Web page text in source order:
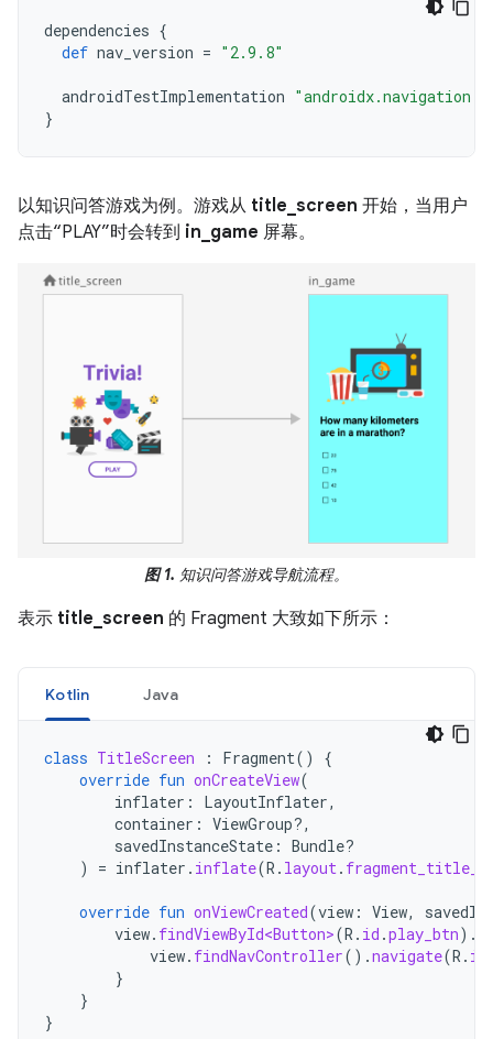
dependencies {
def nav_version = "2.9.8"
androidTestImplementation
}
以知识问答游戏为例。游戏从 title_screen 开始，当用户
点击“PLAY”时会转到 in_game 屏幕。
图 1. 知识问答游戏导航流程。
表示 title_screen 的 Fragment 大致如下所示：
Kotlin Java
class TitleScreen : Fragment()
{
override fun onCreateView(
inflater : LayoutInflater,
container : ViewGroup?,
savedInstanceState : Bundle?
)
= inflater . inflate(R . layout .
override fun onViewCreated(view : View,
view. findViewById<Button>(R . id .play_btn).
view. findNavController().navigate(R . id
}
}
}